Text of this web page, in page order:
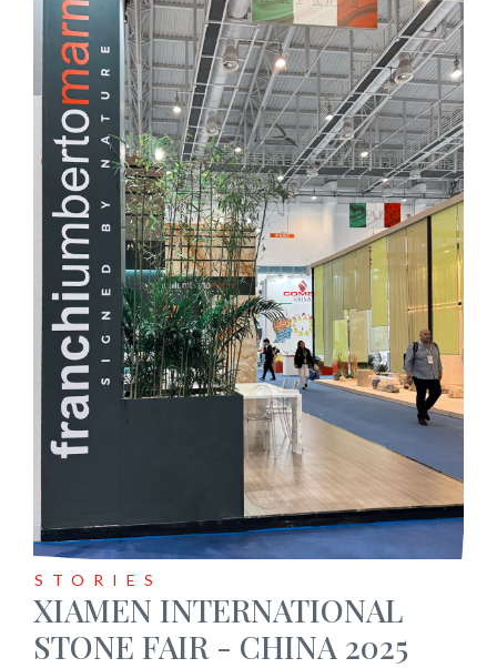
STORIES
XIAMEN INTERNATIONAL
STONE FAIR - CHINA 2025